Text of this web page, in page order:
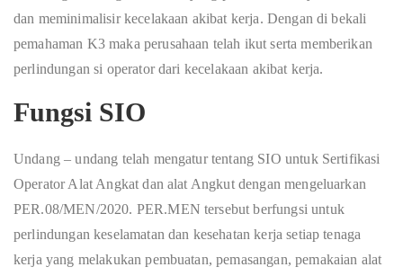
dan meminimalisir kecelakaan akibat kerja. Dengan di bekali
pemahaman K3 maka perusahaan telah ikut serta memberikan
perlindungan si operator dari kecelakaan akibat kerja.
Fungsi SIO
Undang – undang telah mengatur tentang SIO untuk Sertifikasi
Operator Alat Angkat dan alat Angkut dengan mengeluarkan
PER.08/MEN/2020. PER.MEN tersebut berfungsi untuk
perlindungan keselamatan dan kesehatan kerja setiap tenaga
kerja yang melakukan pembuatan, pemasangan, pemakaian alat